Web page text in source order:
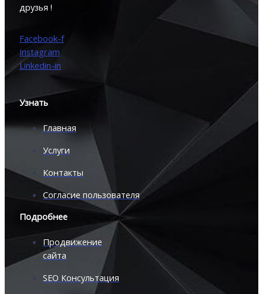
друзья !
Facebook-f
Instagram
Linkedin-in
Узнать
Главная
Услуги
Контакты
Согласие пользователя
Подробнее
Продвижение
сайта
SEO Консультация